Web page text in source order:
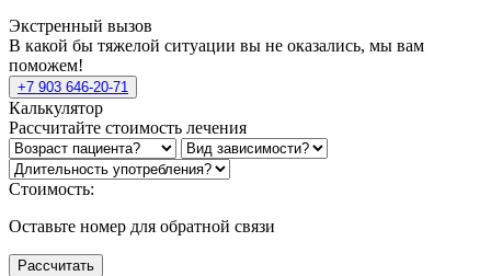
Экстренный вызов
В какой бы тяжелой ситуации вы не оказались, мы вам
поможем!
+7 903 646-20-71
Калькулятор
Рассчитайте стоимость лечения
Стоимость:
Оставьте номер для обратной связи
Рассчитать